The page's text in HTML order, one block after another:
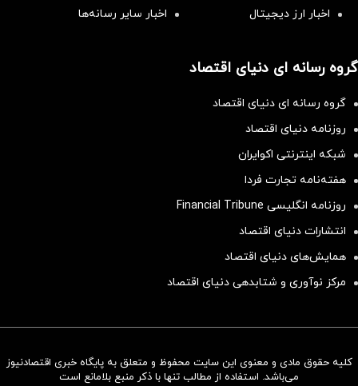
سرمایه‌گذاری همسنگ با شاخص
اخبار ارز دیجیتال
اخبار سایر رسانه‌‌ها
گروه رسانه ای دنیای اقتصاد
گروه رسانه ای دنیای اقتصاد
روزنامه دنیای اقتصاد
شبکه اینترنتی اکوایران
هفته‌نامه تجارت فردا
روزنامه انگلیسی Financial Tribune
انتشارات دنیای اقتصاد
همایش‌های دنیای اقتصاد
مرکز نوآوری و شتابدهی دنیای اقتصاد
کلیه حقوق مادی و معنوی این سایت محفوظ و متعلق به پایگاه خبری اقتصادنیوز
می‌باشد. استفاده از مطالب تنها با ذکر منبع بلامانع است